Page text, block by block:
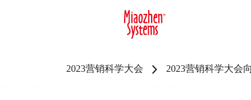
2023营销科学大会 2023营销科学大会